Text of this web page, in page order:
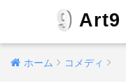
Art9
ホーム コメディ